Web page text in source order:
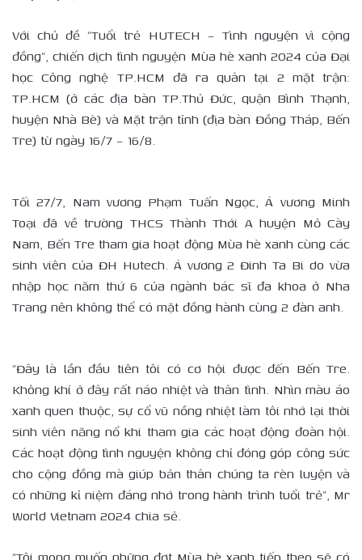
Với chủ đề “Tuổi trẻ HUTECH – Tình nguyện vì cộng
đồng”, chiến dịch tình nguyện Mùa hè xanh 2024 của Đại
học Công nghệ TP.HCM đã ra quân tại 2 mặt trận:
TP.HCM (ở các địa bàn TP.Thủ Đức, quận Bình Thạnh,
huyện Nhà Bè) và Mặt trận tỉnh (địa bàn Đồng Tháp, Bến
Tre) từ ngày 16/7 – 16/8.
Tối 27/7, Nam vương Phạm Tuấn Ngọc, Á vương Minh
Toại đã về trường THCS Thành Thới A huyện Mỏ Cày
Nam, Bến Tre tham gia hoạt động Mùa hè xanh cùng các
sinh viên của ĐH Hutech. Á vương 2 Đinh Ta Bi do vừa
nhập học năm thứ 6 của ngành bác sĩ đa khoa ở Nha
Trang nên không thể có mặt đồng hành cùng 2 đàn anh.
“Đây là lần đầu tiên tôi có cơ hội được đến Bến Tre.
Không khí ở đây rất náo nhiệt và thân tình. Nhìn màu áo
xanh quen thuộc, sự cổ vũ nồng nhiệt làm tôi nhớ lại thời
sinh viên năng nổ khi tham gia các hoạt động đoàn hội.
Các hoạt động tình nguyện không chỉ đóng góp công sức
cho cộng đồng mà giúp bản thân chúng ta rèn luyện và
có những kỉ niệm đáng nhớ trong hành trình tuổi trẻ”, Mr
World Vietnam 2024 chia sẻ.